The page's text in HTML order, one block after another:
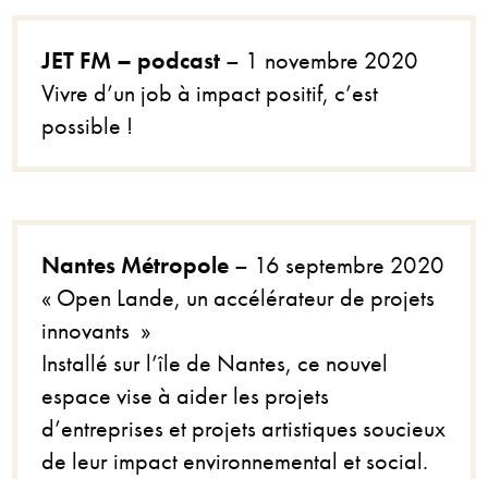
JET FM – podcast – 1 novembre 2020
Vivre d’un job à impact positif, c’est
possible !
Nantes Métropole – 16 septembre 2020
« Open Lande, un accélérateur de projets
innovants »
Installé sur l’île de Nantes, ce nouvel
espace vise à aider les projets
d’entreprises et projets artistiques soucieux
de leur impact environnemental et social.